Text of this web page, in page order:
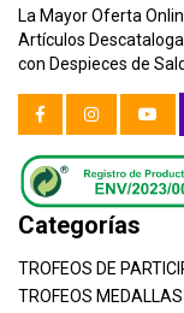
La Mayor Oferta
Artículos
con Despieces de
Categorías
TROFEOS DE
TROFEOS